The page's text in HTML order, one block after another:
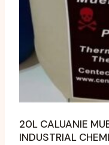
20L CALUANIE
INDUSTRIAL